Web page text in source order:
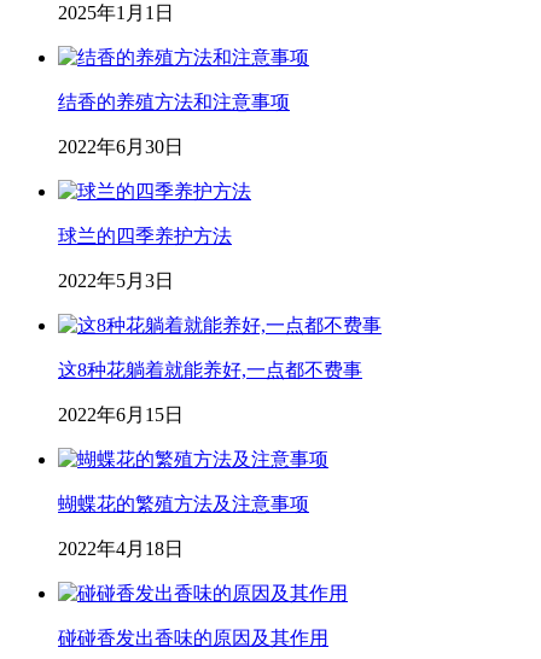
2025年1月1日
结香的养殖方法和注意事项
2022年6月30日
球兰的四季养护方法
2022年5月3日
这8种花躺着就能养好,一点都不费事
2022年6月15日
蝴蝶花的繁殖方法及注意事项
2022年4月18日
碰碰香发出香味的原因及其作用